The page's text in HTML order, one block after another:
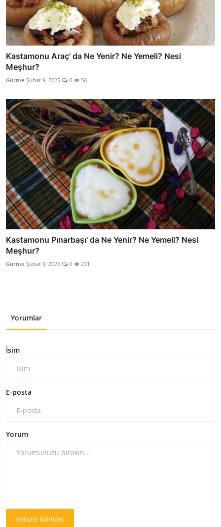
Kastamonu Araç' da Ne Yenir? Ne Yemeli? Nesi
Meşhur?
Gurme Şubat 9, 2025 0 56
Kastamonu Pınarbaşı' da Ne Yenir? Ne Yemeli? Nesi
Meşhur?
Gurme Şubat 9, 2025 0 231
Yorumlar
İsim
E-posta
Yorum
Yorum Gönder